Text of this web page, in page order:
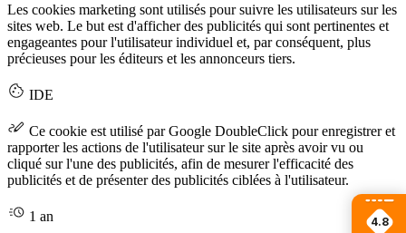
4.8
Les cookies marketing sont utilisés pour suivre les utilisateurs sur les
sites web. Le but est d'afficher des publicités qui sont pertinentes et
engageantes pour l'utilisateur individuel et, par conséquent, plus
précieuses pour les éditeurs et les annonceurs tiers.
IDE
Ce cookie est utilisé par Google DoubleClick pour enregistrer et
rapporter les actions de l'utilisateur sur le site après avoir vu ou
cliqué sur l'une des publicités, afin de mesurer l'efficacité des
publicités et de présenter des publicités ciblées à l'utilisateur.
1 an